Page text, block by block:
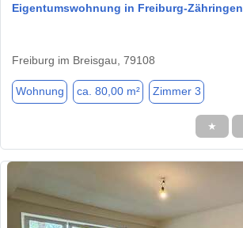
Eigentumswohnung in Freiburg-Zähringen
Freiburg im Breisgau, 79108
Wohnung ca. 80,00 m² Zimmer 3
★